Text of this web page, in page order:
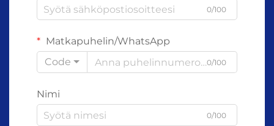
0/100
Matkapuhelin/WhatsApp
Code
0/100
Nimi
0/100